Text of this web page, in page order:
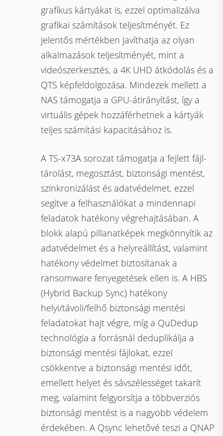
grafikus kártyákat is, ezzel optimalizálva
grafikai számítások teljesítményét. Ez
jelentős mértékben javíthatja az olyan
alkalmazások teljesítményét, mint a
videószerkesztés, a 4K UHD átkódolás és a
QTS képfeldolgozása. Mindezek mellett a
NAS támogatja a GPU-átirányítást, így a
virtuális gépek hozzáférhetnek a kártyák
teljes számítási kapacitásához is.
A TS-x73A sorozat támogatja a fejlett fájl-
tárolást, megosztást, biztonsági mentést,
szinkronizálást és adatvédelmet, ezzel
segítve a felhasználókat a mindennapi
feladatok hatékony végrehajtásában. A
blokk alapú pillanatképek megkönnyítik az
adatvédelmet és a helyreállítást, valamint
hatékony védelmet biztosítanak a
ransomware fenyegetések ellen is. A HBS
(Hybrid Backup Sync) hatékony
helyi/távoli/felhő biztonsági mentési
feladatokat hajt végre, míg a QuDedup
technológia a forrásnál deduplikálja a
biztonsági mentési fájlokat, ezzel
csökkentve a biztonsági mentési időt,
emellett helyet és sávszélességet takarít
meg, valamint felgyorsítja a többverziós
biztonsági mentést is a nagyobb védelem
érdekében. A Qsync lehetővé teszi a QNAP